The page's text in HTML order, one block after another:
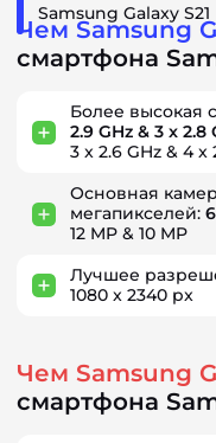
Samsung Galaxy S21
Чем Samsung
смартфона
Более высокая
2.9 GHz & 3 x 2.8
3 x 2.6 GHz & 4 x
Основная
мегапикселей:
12 MP & 10 MP
Лучшее
1080 x 2340 px
Чем Samsung
смартфона